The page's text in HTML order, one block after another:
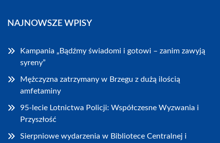
NAJNOWSZE WPISY
Kampania „Bądźmy świadomi i gotowi – zanim zawyją
syreny”
Mężczyzna zatrzymany w Brzegu z dużą ilością
amfetaminy
95-lecie Lotnictwa Policji: Współczesne Wyzwania i
Przyszłość
Sierpniowe wydarzenia w Bibliotece Centralnej i